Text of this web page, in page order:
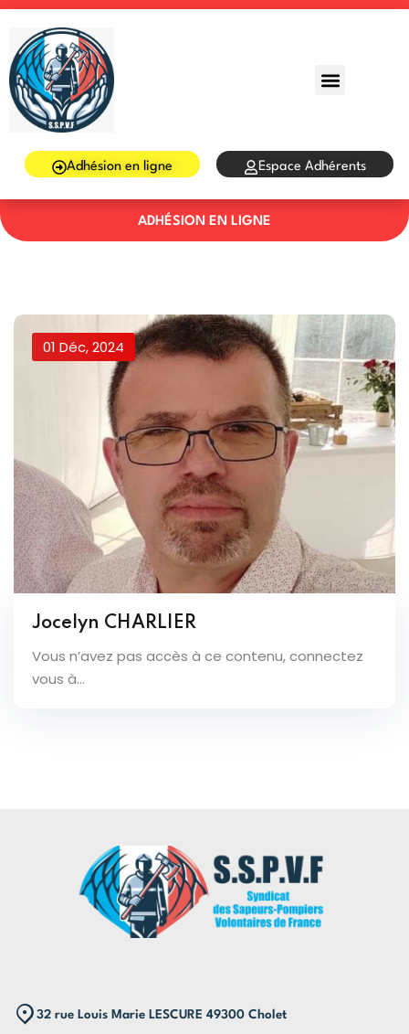
Adhésion en ligne Espace Adhérents
ADHÉSION EN LIGNE
01 Déc, 2024
Jocelyn CHARLIER
Vous n’avez pas accès à ce contenu, connectez
vous à...
32 rue Louis Marie LESCURE 49300 Cholet
Don’t have an account?
Remember me Lost your password?